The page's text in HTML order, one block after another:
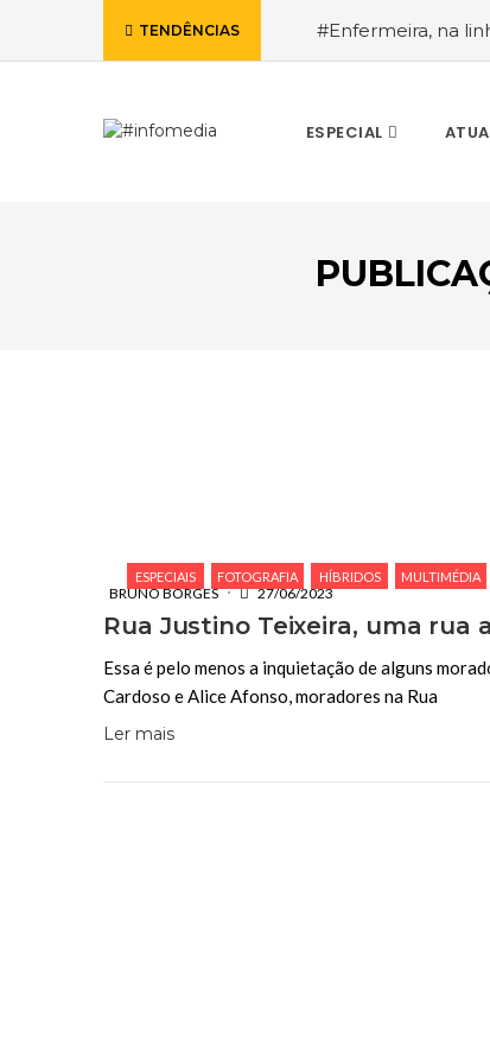
TENDÊNCIAS #Enfermeira, na
ESPECIAL
ESPECIAIS FOTOGRAFIA HÍBRIDOS MULTIMÉDIA
BRUNO BORGES 27/06/2023
Rua Justino Teixeira, uma rua
Essa é pelo menos a inquietação de alguns
Cardoso e Alice Afonso, moradores na Rua
Ler mais